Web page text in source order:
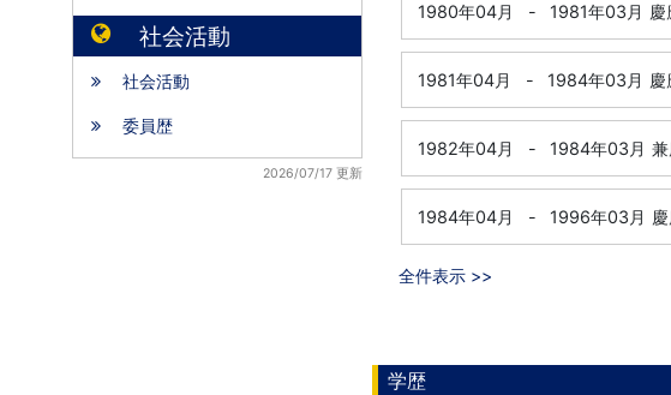
社会活動
社会活動
委員歴
2026/07/17 更新
1980年04月 - 1981年03月
1981年04月 - 1984年03月
1982年04月 - 1984年03月
1984年04月 - 1996年03月
全件表示 >>
学歴